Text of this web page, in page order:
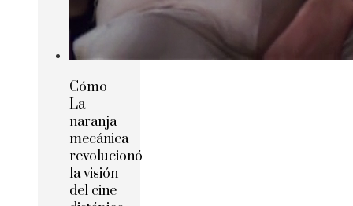
Cómo
La
naranja
mecánica
revolucionó
la visión
del cine